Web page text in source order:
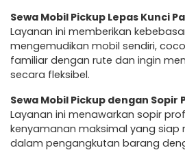
Sewa Mobil Pickup Lepas Kunci
Layanan ini memberikan
mengemudikan mobil sendiri,
familiar dengan rute dan ingin
secara fleksibel.
Sewa Mobil Pickup dengan Sopir
Layanan ini menawarkan sopir
kenyamanan maksimal yang siap
dalam pengangkutan barang